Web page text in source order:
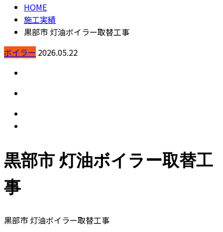
HOME
施工実績
黒部市 灯油ボイラー取替工事
ボイラー 2026.05.22
黒部市 灯油ボイラー取替工
事
黒部市 灯油ボイラー取替工事